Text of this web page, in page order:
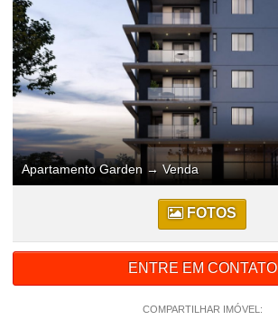
Apartamento Garden →Venda
FOTOS
ENTRE EM CONTATO
COMPARTILHAR IMÓVEL: